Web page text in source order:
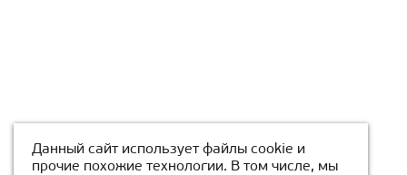
Данный сайт использует файлы cookie и
прочие похожие технологии. В том числе, мы